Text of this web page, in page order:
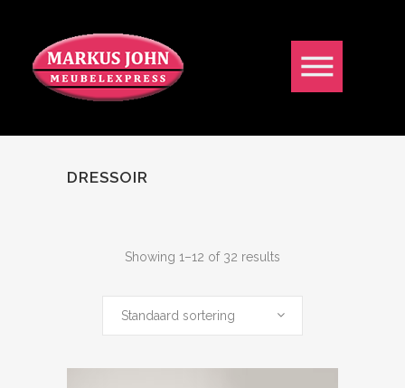
DRESSOIR
Showing 1–12 of 32 results
Standaard sortering